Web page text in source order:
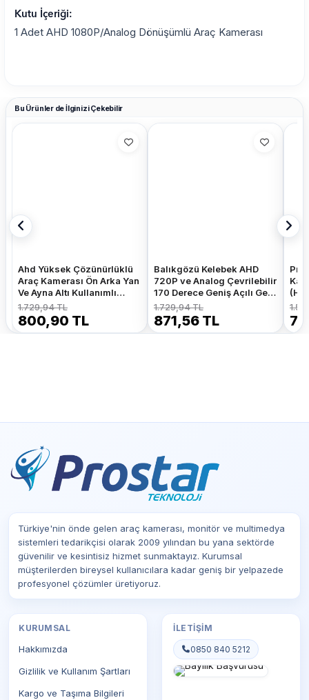
Kutu İçeriği:
1 Adet AHD 1080P/Analog Dönüşümlü Araç Kamerası
Bu Ürünler de İlginizi Çekebilir
Ahd Yüksek Çözünürlüklü
Araç Kamerası Ön Arka Yan
Ve Ayna Altı Kullanımlı
Kelebek Ve Tampon
Uyumlu
1.729,94 TL
800,90 TL
Balıkgözü Kelebek AHD
720P ve Analog Çevrilebilir
170 Derece Geniş Açılı Geri
Görüş Kamerası
1.729,94 TL
871,56 TL
Türkiye'nin önde gelen araç kamerası, monitör ve multimedya
sistemleri tedarikçisi olarak 2009 yılından bu yana sektörde
güvenilir ve kesintisiz hizmet sunmaktayız. Kurumsal
müşterilerden bireysel kullanıcılara kadar geniş bir yelpazede
profesyonel çözümler üretiyoruz.
KURUMSAL
Hakkımızda
Gizlilik ve Kullanım Şartları
Kargo ve Taşıma Bilgileri
İLETIŞIM
0850 840 5212